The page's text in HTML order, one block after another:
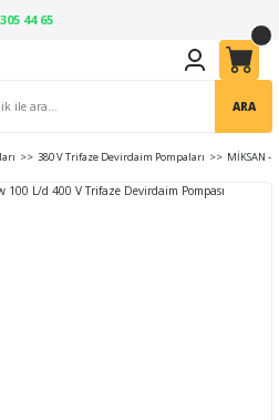
44 65
ARA
380 V Trifaze Devirdaim Pompaları MİKSAN -